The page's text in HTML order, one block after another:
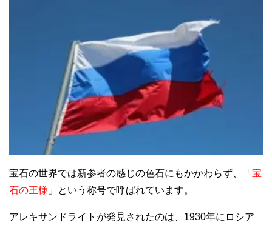
宝石の世界では新参者の感じの色石にもかかわらず、「 宝
石の王様 」という称号で呼ばれています。
アレキサンドライトが発見されたのは、1930年にロシア